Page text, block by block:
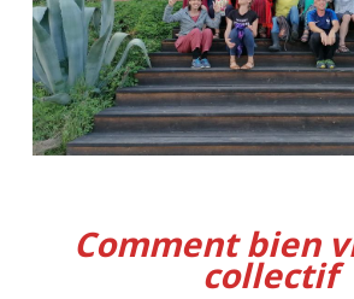
Comment bien
collectif